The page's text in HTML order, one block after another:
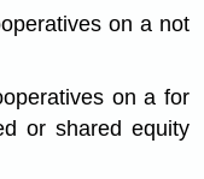
on a not
on a for
or shared equity